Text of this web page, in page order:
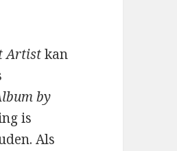
Artistkan
by
is
Als